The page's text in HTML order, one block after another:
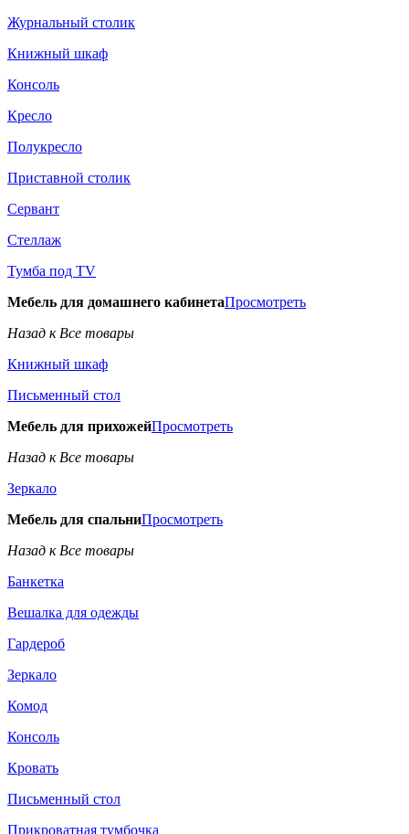
Журнальный столик
Книжный шкаф
Консоль
Кресло
Полукресло
Приставной столик
Сервант
Стеллаж
Тумба под TV
Мебель для домашнего кабинетаПросмотреть
Назад к Все товары
Книжный шкаф
Письменный стол
Мебель для прихожейПросмотреть
Назад к Все товары
Зеркало
Мебель для спальниПросмотреть
Назад к Все товары
Банкетка
Вешалка для одежды
Гардероб
Зеркало
Комод
Консоль
Кровать
Письменный стол
Прикроватная тумбочка